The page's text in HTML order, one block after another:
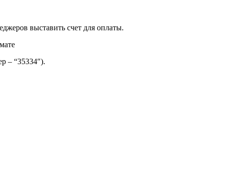
выставить счет для оплаты.
– “35334″).